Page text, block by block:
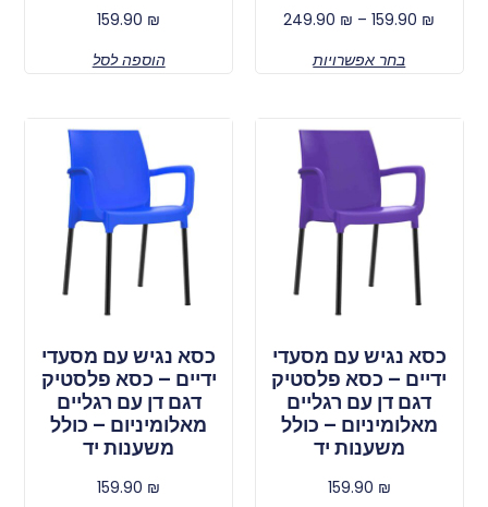
159.90 ₪
–
249.90 ₪
בחר אפשרויות
159.90 ₪
הוספה לסל
כסא נגיש עם מסעדי
ידיים – כסא פלסטיק
דגם דן עם רגליים
מאלומיניום – כולל
משענות יד
159.90 ₪
כסא נגיש עם מסעדי
ידיים – כסא פלסטיק
דגם דן עם רגליים
מאלומיניום – כולל
משענות יד
159.90 ₪